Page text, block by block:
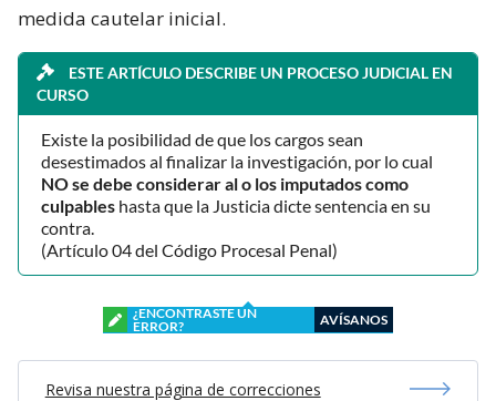
medida cautelar inicial.
ESTE ARTÍCULO DESCRIBE UN PROCESO JUDICIAL EN
CURSO
Existe la posibilidad de que los cargos sean
desestimados al finalizar la investigación, por lo cual
NO se debe considerar al o los imputados como
culpables hasta que la Justicia dicte sentencia en su
contra.
(Artículo 04 del Código Procesal Penal)
¿ENCONTRASTE UN
ERROR?
AVÍSANOS
Revisa nuestra página de correcciones